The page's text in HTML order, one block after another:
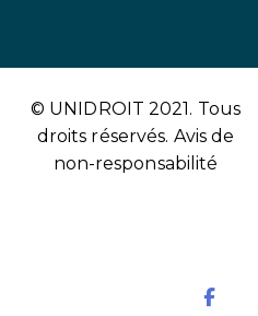
© UNIDROIT 2021. Tous
droits réservés. Avis de
non-responsabilité